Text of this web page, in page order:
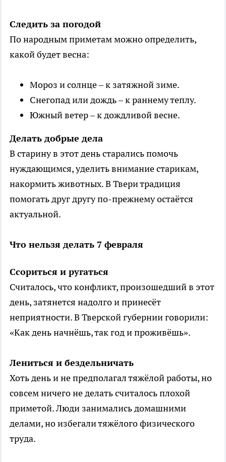
Следить за погодой
По народным приметам можно определить,
какой будет весна:
Мороз и солнце – к затяжной зиме.
Снегопад или дождь – к раннему теплу.
Южный ветер – к дождливой весне.
Делать добрые дела
В старину в этот день старались помочь
нуждающимся, уделить внимание старикам,
накормить животных. В Твери традиция
помогать друг другу по-прежнему остаётся
актуальной.
Что нельзя делать 7 февраля
Ссориться и ругаться
Считалось, что конфликт, произошедший в этот
день, затянется надолго и принесёт
неприятности. В Тверской губернии говорили:
«Как день начнёшь, так год и проживёшь».
Лениться и бездельничать
Хоть день и не предполагал тяжёлой работы, но
совсем ничего не делать считалось плохой
приметой. Люди занимались домашними
делами, но избегали тяжёлого физического
труда.